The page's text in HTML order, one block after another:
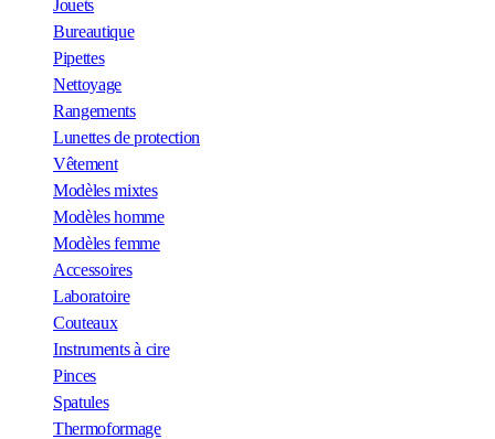
Jouets
Bureautique
Pipettes
Nettoyage
Rangements
Lunettes de protection
Vêtement
Modèles mixtes
Modèles homme
Modèles femme
Accessoires
Laboratoire
Couteaux
Instruments à cire
Pinces
Spatules
Thermoformage